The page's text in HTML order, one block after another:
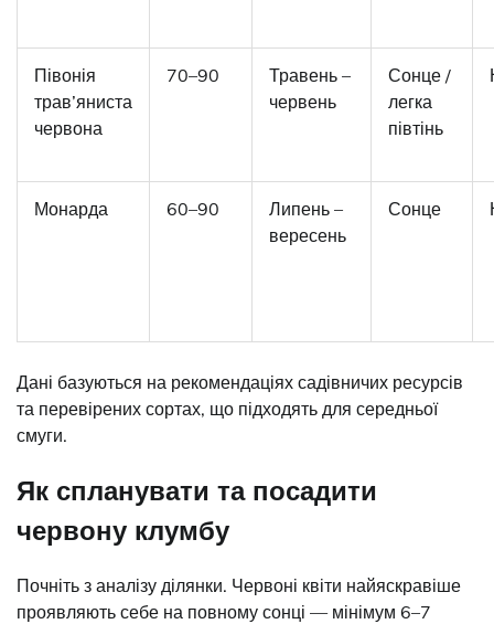
Півонія
трав’яниста
червона
70–90
Травень –
червень
Сонце /
легка
півтінь
Монарда 60–90
Липень –
вересень
Сонце
Дані базуються на рекомендаціях садівничих ресурсів
та перевірених сортах, що підходять для середньої
смуги.
Як спланувати та посадити
червону клумбу
Почніть з аналізу ділянки. Червоні квіти найяскравіше
проявляють себе на повному сонці — мінімум 6–7